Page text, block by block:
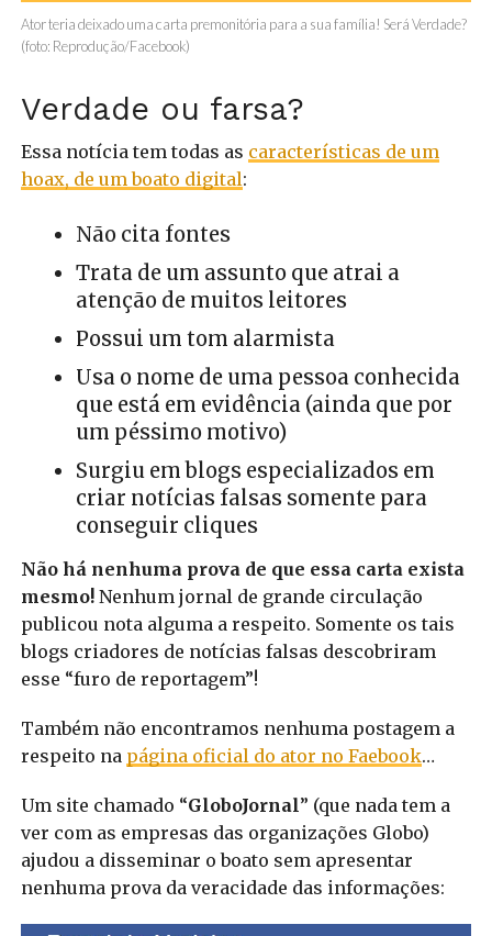
Ator teria deixado uma carta premonitória para a sua família! Será Verdade?
(foto: Reprodução/Facebook)
Verdade ou farsa?
Essa notícia tem todas as características de um
hoax, de um boato digital:
Não cita fontes
Trata de um assunto que atrai a
atenção de muitos leitores
Possui um tom alarmista
Usa o nome de uma pessoa conhecida
que está em evidência (ainda que por
um péssimo motivo)
Surgiu em blogs especializados em
criar notícias falsas somente para
conseguir cliques
Não há nenhuma prova de que essa carta exista
mesmo!Nenhum jornal de grande circulação
publicou nota alguma a respeito. Somente os tais
blogs criadores de notícias falsas descobriram
esse “furo de reportagem”!
Também não encontramos nenhuma postagem a
respeito na página oficial do ator no Faebook…
Um site chamado “GloboJornal” (que nada tem a
ver com as empresas das organizações Globo)
ajudou a disseminar o boato sem apresentar
nenhuma prova da veracidade das informações: